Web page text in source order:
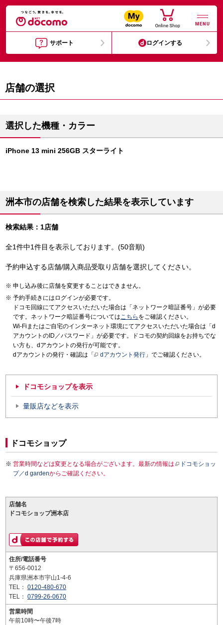
MENU
サポート ログインする
店舗の選択
選択した機種・カラー
iPhone 13 mini 256GB スターライト
洲本市の店舗を検索した結果を表示しています
検索結果：1店舗
全1件中1件目を表示しております。(50音順)
予約申込する店舗/購入商品受取り店舗を選択してください。
申し込み後に店舗を変更することはできません。
予約手続きにはログインが必要です。
ドコモ回線にてアクセスいただいた場合は「ネットワーク暗証番号」が必要
です。ネットワーク暗証番号についてはこちら をご確認ください。
Wi-Fiまたはご自宅のインターネット環境にてアクセスいただいた場合は「d
アカウントのID／パスワード」が必要です。ドコモの契約回線をお持ちでな
い方も、dアカウントの発行が可能です。
dアカウントの発行・確認は「
dアカウント発行 」でご確認ください。
ドコモショップを表示
量販店などを表示
ドコモショップ
営業時間などは変更となる場合がございます。最新の情報は
ドコモショッ
プ／d gardenからご確認ください。
店舗名
ドコモショップ洲本店
住所/電話番号
〒656-0012
兵庫県洲本市宇山1-4-6
TEL： 0120-480-670
TEL： 0799-26-0670
営業時間
午前10時〜午後7時